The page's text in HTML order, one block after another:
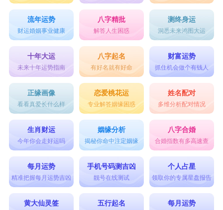
流年运势
财运婚姻事业健康
八字精批
解答人生困惑
测终身运
洞悉未来鸿图大运
十年大运
未来十年运势指南
八字起名
有好名就有好命
财富运势
抓住机会做个有钱人
正缘画像
看看真爱长什么样
恋爱桃花运
专业解答姻缘困惑
姓名配对
多维分析配对情况
生肖财运
今年你会走好运吗
姻缘分析
揭秘你命中注定姻缘
八字合婚
合婚指数有多高速查
每月运势
精准把握每月运势吉凶
手机号码测吉凶
靓号在线测试
个人占星
领取你的专属星盘报告
黄大仙灵签 五行起名 每月运势